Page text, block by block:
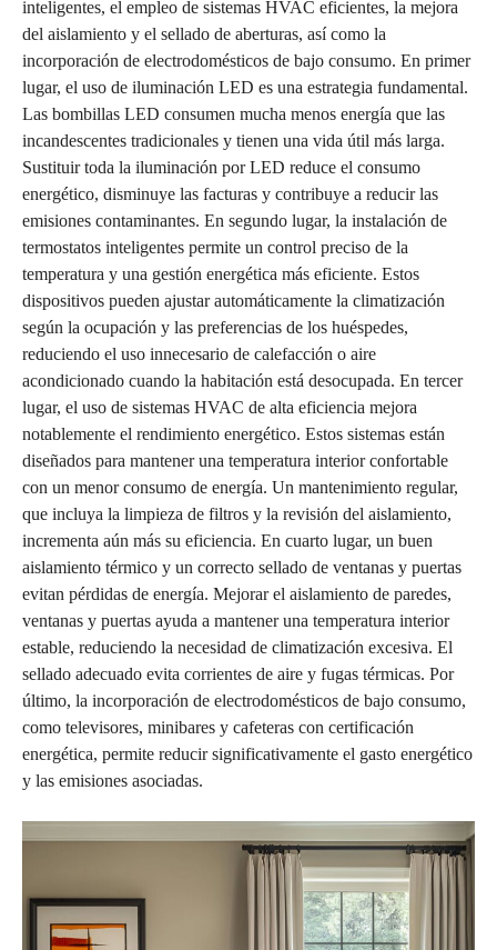
inteligentes, el empleo de sistemas HVAC eficientes, la mejora
del aislamiento y el sellado de aberturas, así como la
incorporación de electrodomésticos de bajo consumo. En primer
lugar, el uso de iluminación LED es una estrategia fundamental.
Las bombillas LED consumen mucha menos energía que las
incandescentes tradicionales y tienen una vida útil más larga.
Sustituir toda la iluminación por LED reduce el consumo
energético, disminuye las facturas y contribuye a reducir las
emisiones contaminantes. En segundo lugar, la instalación de
termostatos inteligentes permite un control preciso de la
temperatura y una gestión energética más eficiente. Estos
dispositivos pueden ajustar automáticamente la climatización
según la ocupación y las preferencias de los huéspedes,
reduciendo el uso innecesario de calefacción o aire
acondicionado cuando la habitación está desocupada. En tercer
lugar, el uso de sistemas HVAC de alta eficiencia mejora
notablemente el rendimiento energético. Estos sistemas están
diseñados para mantener una temperatura interior confortable
con un menor consumo de energía. Un mantenimiento regular,
que incluya la limpieza de filtros y la revisión del aislamiento,
incrementa aún más su eficiencia. En cuarto lugar, un buen
aislamiento térmico y un correcto sellado de ventanas y puertas
evitan pérdidas de energía. Mejorar el aislamiento de paredes,
ventanas y puertas ayuda a mantener una temperatura interior
estable, reduciendo la necesidad de climatización excesiva. El
sellado adecuado evita corrientes de aire y fugas térmicas. Por
último, la incorporación de electrodomésticos de bajo consumo,
como televisores, minibares y cafeteras con certificación
energética, permite reducir significativamente el gasto energético
y las emisiones asociadas.